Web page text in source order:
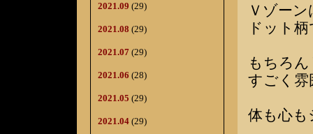
2021.09 (29)
2021.08 (29)
2021.07 (29)
2021.06 (28)
2021.05 (29)
2021.04 (29)
Ｖゾー
ドット
もちろ
すごく雰
体も心